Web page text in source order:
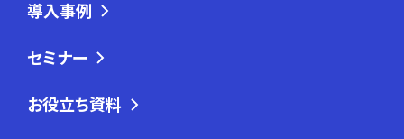
導入事例
セミナー
お役立ち資料